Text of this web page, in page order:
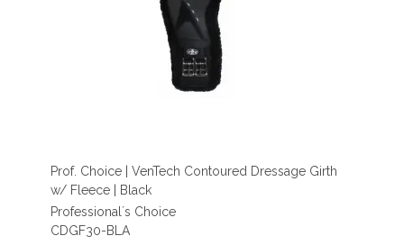
Prof. Choice | VenTech Contoured Dressage Girth
w/ Fleece | Black
Professional´s Choice
CDGF30-BLA